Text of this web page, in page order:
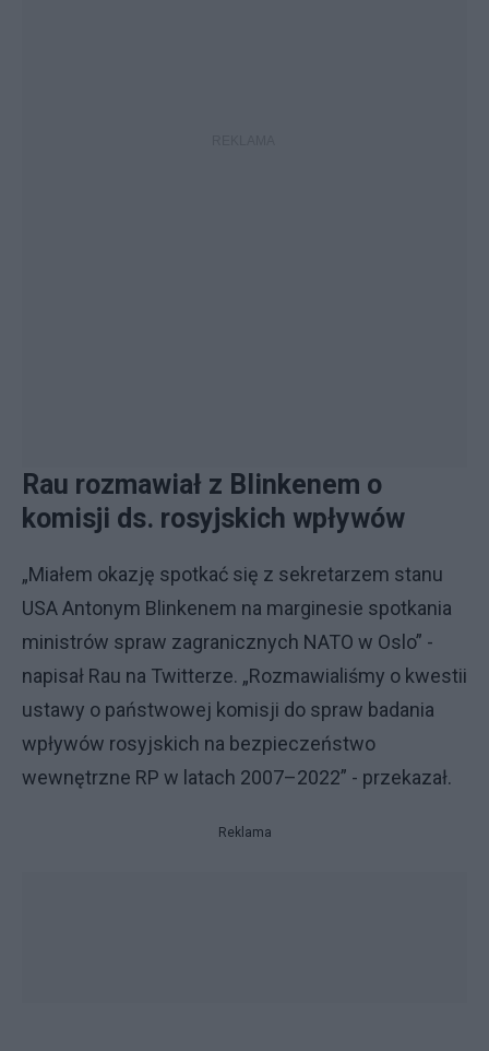
Rau rozmawiał z Blinkenem o
komisji ds. rosyjskich wpływów
„Miałem okazję spotkać się z sekretarzem stanu
USA Antonym Blinkenem na marginesie spotkania
ministrów spraw zagranicznych NATO w Oslo” -
napisał Rau na Twitterze. „Rozmawialiśmy o kwestii
ustawy o państwowej komisji do spraw badania
wpływów rosyjskich na bezpieczeństwo
wewnętrzne RP w latach 2007–2022” - przekazał.
Reklama